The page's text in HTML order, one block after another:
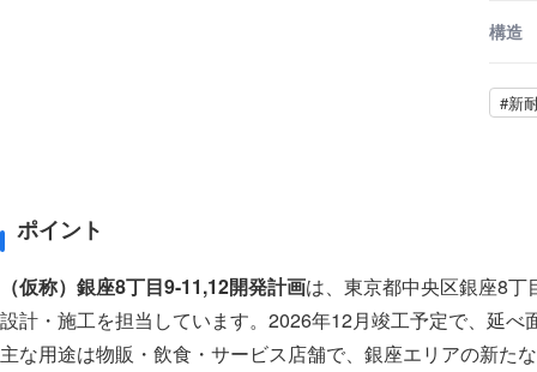
構造
#新
ポイント
（仮称）銀座8丁目9-11,12開発計画は、東京都中央区銀座8
設計・施工を担当しています。2026年12月竣工予定で、延
主な用途は物販・飲食・サービス店舗で、銀座エリアの新た